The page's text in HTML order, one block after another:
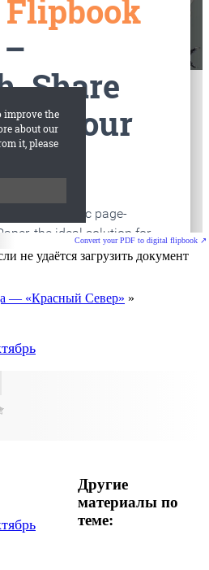
Convert your PDF to digital flipbook ↗
не удаётся загрузить документ
— «Красный Север» »
Другие
материалы по
теме: